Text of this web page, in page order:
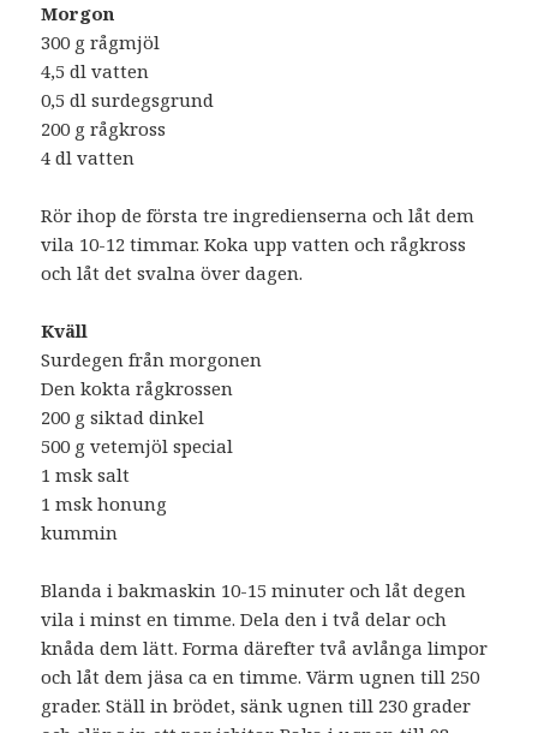
Morgon
300 g rågmjöl
4,5 dl vatten
0,5 dl surdegsgrund
200 g rågkross
4 dl vatten
Rör ihop de första tre ingredienserna och låt dem
vila 10-12 timmar. Koka upp vatten och rågkross
och låt det svalna över dagen.
Kväll
Surdegen från morgonen
Den kokta rågkrossen
200 g siktad dinkel
500 g vetemjöl special
1 msk salt
1 msk honung
kummin
Blanda i bakmaskin 10-15 minuter och låt degen
vila i minst en timme. Dela den i två delar och
knåda dem lätt. Forma därefter två avlånga limpor
och låt dem jäsa ca en timme. Värm ugnen till 250
grader. Ställ in brödet, sänk ugnen till 230 grader